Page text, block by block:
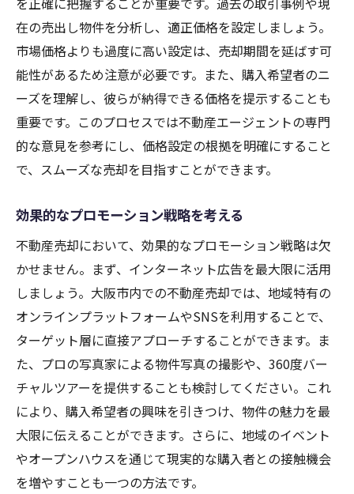
在の売出し物件を分析し、適正価格を設定しましょう。
市場価格よりも過度に高い設定は、売却期間を延ばす可
能性があるため注意が必要です。また、購入希望者のニ
ーズを理解し、彼らが納得できる価格を提示することも
重要です。このプロセスでは不動産エージェントの専門
的な意見を参考にし、価格設定の根拠を明確にすること
で、スムーズな売却を目指すことができます。
効果的なプロモーション戦略を考える
不動産売却において、効果的なプロモーション戦略は欠
かせません。まず、インターネット広告を最大限に活用
しましょう。大阪市内での不動産売却では、地域特有の
オンラインプラットフォームやSNSを利用することで、
ターゲット層に直接アプローチすることができます。ま
た、プロの写真家による物件写真の撮影や、360度バー
チャルツアーを提供することも検討してください。これ
により、購入希望者の興味を引きつけ、物件の魅力を最
大限に伝えることができます。さらに、地域のイベント
やオープンハウスを通じて現実的な購入者との接触機会
を増やすことも一つの方法です。